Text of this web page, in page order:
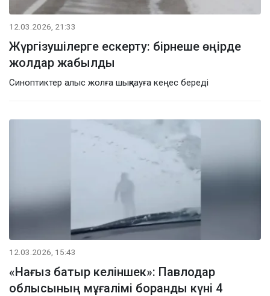
12.03.2026, 21:33
Жүргізушілерге ескерту: бірнеше өңірде
жолдар жабылды
Синоптиктер алыс жолға шықпауға кеңес береді
12.03.2026, 15:43
«Нағыз батыр келіншек»: Павлодар
облысының мұғалімі боранды күні 4